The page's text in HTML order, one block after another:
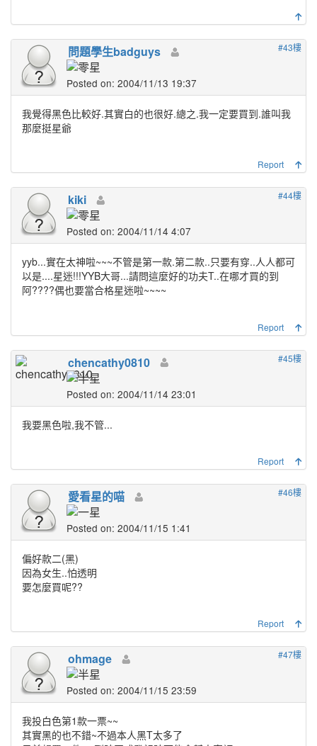
#43樓
問題學生badguys
Posted on: 2004/11/13 19:37
我覺得黑色比較好.其實白的也很好.總之.我一定要買到.誰叫我
那麼挺星爺
Report
#44樓
kiki
Posted on: 2004/11/14 4:07
yyb...實在太神啦~~~不管是第一款.第二款..只要有穿..人人都可
以是....星迷!!!YYB大哥...請問這麼好的功夫T..在哪才買的到
阿????偶也要當合格星迷啦~~~~
Report
#45樓
chencathy0810
Posted on: 2004/11/14 23:01
我要黑色啦,我不管...
Report
#46樓
愛看星的喵
Posted on: 2004/11/15 1:41
偏好款二(黑)
因為女生..怕透明
要怎麼買呢??
Report
#47樓
ohmage
Posted on: 2004/11/15 23:59
我投白色第1款一票~~
其實黑的也不錯~不過本人黑T太多了